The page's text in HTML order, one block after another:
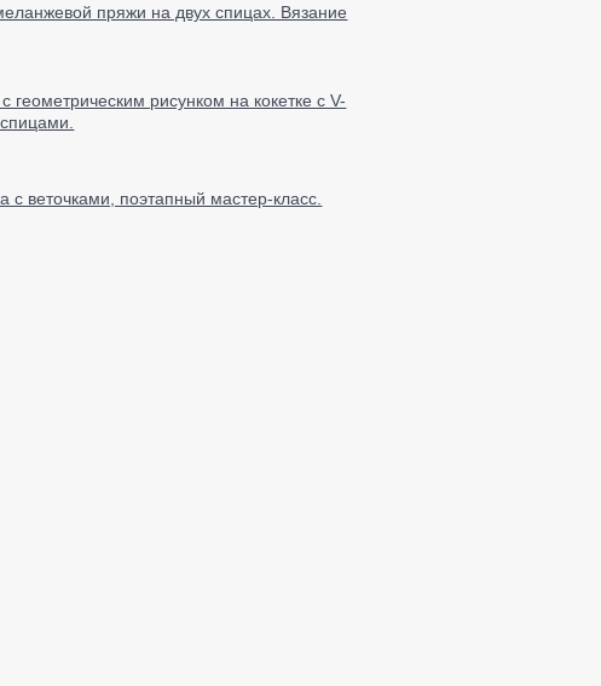
пряжи на двух спицах. Вязание
геометрическим рисунком на кокетке с V-
с веточками, поэтапный мастер-класс.